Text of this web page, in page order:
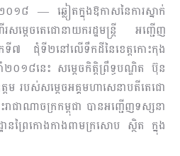
១៨ — ឆ្លៀតក្នុងឱកាស​នៃ​ការស្នាក់
សម្តេចតេជោនាយក​រដ្ឋ​​​មន្រ្តី អញ្ជើញ
៧ ជុំទី២នៅលើទឹកដីនៃខេត្តកោះកុង
២០១៨នេះ សម្តេចកិត្តិព្រឹទ្ធបណ្ឌិត ប៊ុន
ម​ របស់សម្តេចអគ្គមហា​សេ​នា​បតី​​តេជោ
ាជាណាចក្រកម្ពុជា បានអញ្ជើញទស្សនា
នព្រៃកោងកាងពាមក្រសោប ស្ថិត ក្នុង